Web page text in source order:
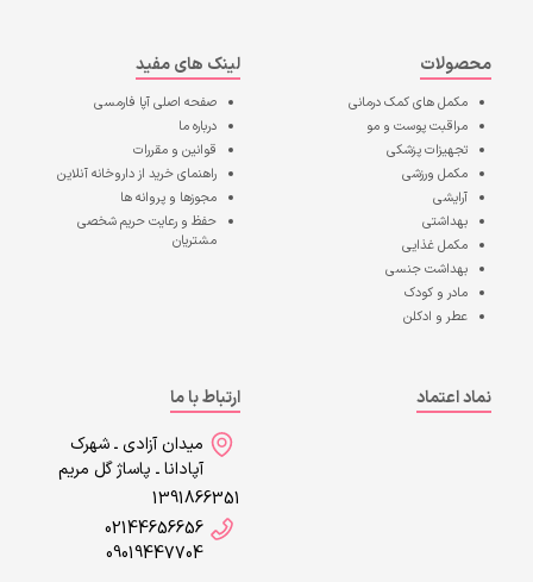
محصولات
مکمل های کمک درمانی
مراقبت پوست و مو
تجهیزات پزشکی
مکمل ورزشی
آرایشی
بهداشتی
مکمل غذایی
بهداشت جنسی
مادر و کودک
عطر و ادکلن
لینک های مفید
صفحه اصلیآپا فارمسی
درباره ما
قوانین و مقررات
راهنمای خرید از داروخانه آنلاین
مجوزها و پروانه ها
حفظ و رعایت حریم شخصی
مشتریان
نماد اعتماد
ارتباط با ما
میدان آزادی ـ شهرک
آپادانا ـ پاساژ گل مریم
1391866351
02144656656
09019447704